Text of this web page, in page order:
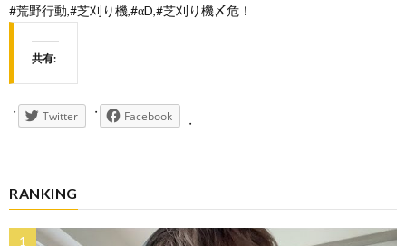
#荒野行動,#芝刈り機,#αD,#芝刈り機〆危！
共有:
Twitter Facebook
RANKING